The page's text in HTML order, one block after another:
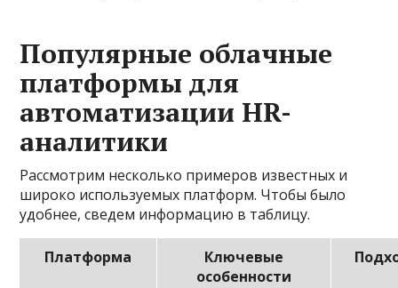
Популярные облачные
платформы для
автоматизации HR-
аналитики
Рассмотрим несколько примеров известных и
широко используемых платформ. Чтобы было
удобнее, сведем информацию в таблицу.
Платформа
Ключевые
особенности